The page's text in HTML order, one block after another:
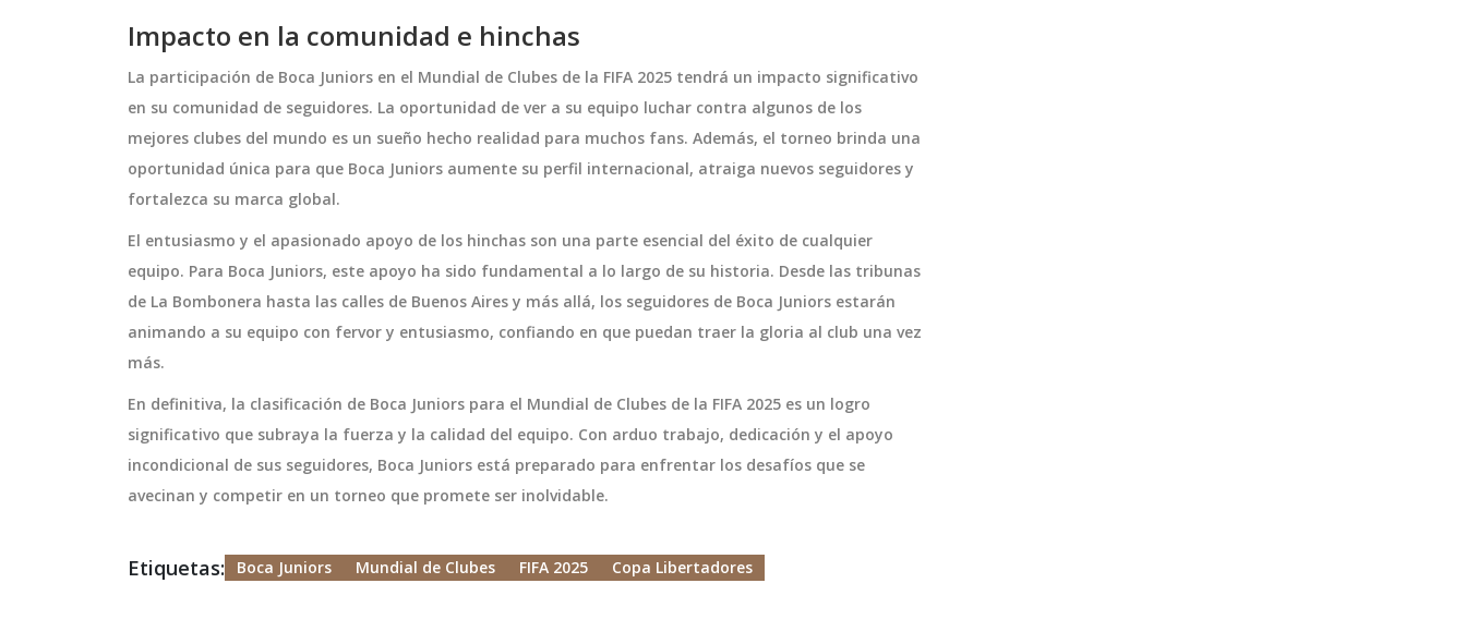
Impacto en la comunidad e hinchas
La participación de Boca Juniors en el Mundial de Clubes de la FIFA 2025 tendrá un impacto significativo
en su comunidad de seguidores. La oportunidad de ver a su equipo luchar contra algunos de los
mejores clubes del mundo es un sueño hecho realidad para muchos fans. Además, el torneo brinda una
oportunidad única para que Boca Juniors aumente su perfil internacional, atraiga nuevos seguidores y
fortalezca su marca global.
El entusiasmo y el apasionado apoyo de los hinchas son una parte esencial del éxito de cualquier
equipo. Para Boca Juniors, este apoyo ha sido fundamental a lo largo de su historia. Desde las tribunas
de La Bombonera hasta las calles de Buenos Aires y más allá, los seguidores de Boca Juniors estarán
animando a su equipo con fervor y entusiasmo, confiando en que puedan traer la gloria al club una vez
más.
En definitiva, la clasificación de Boca Juniors para el Mundial de Clubes de la FIFA 2025 es un logro
significativo que subraya la fuerza y la calidad del equipo. Con arduo trabajo, dedicación y el apoyo
incondicional de sus seguidores, Boca Juniors está preparado para enfrentar los desafíos que se
avecinan y competir en un torneo que promete ser inolvidable.
Etiquetas: Boca Juniors Mundial de Clubes FIFA 2025 Copa Libertadores